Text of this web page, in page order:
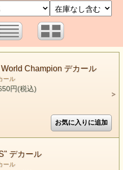
Champion デカール
ール
円(税込)
デカール
ール